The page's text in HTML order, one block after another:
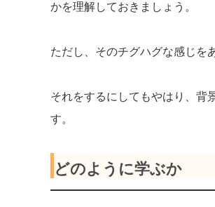
かを理解しておきましょう。
ただし、そのチグハグな感じを
それをするにしてもやはり、背
す。
どのように学ぶか